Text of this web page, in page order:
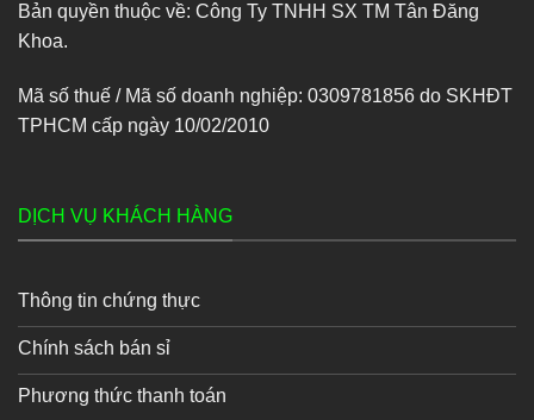
Bản quyền thuộc về: Công Ty TNHH SX TM Tân Đăng
Khoa.
Mã số thuế / Mã số doanh nghiệp: 0309781856 do SKHĐT
TPHCM cấp ngày 10/02/2010
DỊCH VỤ KHÁCH HÀNG
Thông tin chứng thực
Chính sách bán sỉ
Phương thức thanh toán